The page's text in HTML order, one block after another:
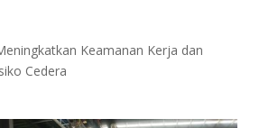
Keamanan Kerja dan
Cedera